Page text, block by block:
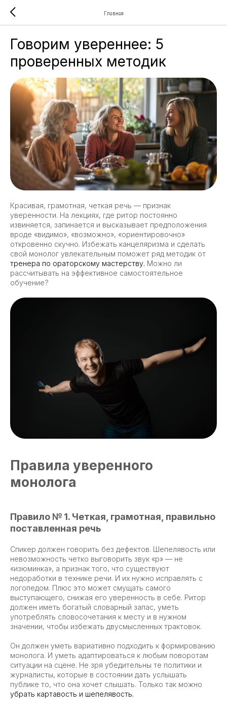
Главная
Говорим увереннее: 5
проверенных методик
Красивая, грамотная, четкая речь — признак
уверенности. На лекциях, где ритор постоянно
извиняется, запинается и высказывает предположения
вроде «видимо», «возможно», «ориентировочно»
откровенно скучно. Избежать канцеляризма и сделать
свой монолог увлекательным поможет ряд методик от
тренера по ораторскому мастерству. Можно ли
рассчитывать на эффективное самостоятельное
обучение?
Правила уверенного
монолога
Правило № 1. Четкая, грамотная, правильно
поставленная речь
Спикер должен говорить без дефектов. Шепелявость или
невозможность четко выговорить звук «р» — не
«изюминка», а признак того, что существуют
недоработки в технике речи. И их нужно исправлять с
логопедом. Плюс это может смущать самого
выступающего, снижая его уверенность в себе. Ритор
должен иметь богатый словарный запас, уметь
употреблять словосочетания к месту и в нужном
значении, чтобы избежать двусмысленных трактовок.
Он должен уметь вариативно подходить к формированию
монолога. И уметь адаптироваться к любым поворотам
ситуации на сцене. Не зря убедительны те политики и
журналисты, которые в состоянии дать услышать
публике то, что она хочет слышать. Только так можно
убрать картавость и шепелявость.